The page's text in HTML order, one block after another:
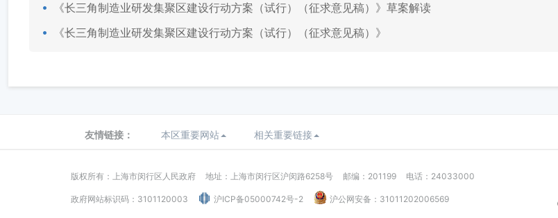
《长三角制造业研发集聚区建设行动方案（试行）（征求意见稿）》草案解读
《长三角制造业研发集聚区建设行动方案（试行）（征求意见稿）》
友情链接： 本区重要网站 相关重要链接
版权所有：上海市闵行区人民政府 地址：上海市闵行区沪闵路6258号 邮编：201199 电话：24033000
政府网站标识码：3101120003 沪ICP备05000742号-2 沪公网安备：31011202006569